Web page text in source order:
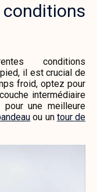
conditions
il est crucial de
froid, optez pour
intermédiaire
pour une meilleure
ou un tour de